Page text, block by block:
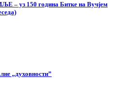
– уз 150 година Битке на Вучјем
„духовности”